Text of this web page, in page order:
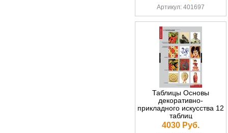
Артикул: 401697
Таблицы Основы
декоративно-
прикладного искусства 12
таблиц
4030 Руб.